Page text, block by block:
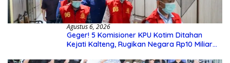
Agustus 6, 2026
Geger! 5 Komisioner KPU Kotim Ditahan
Kejati Kalteng, Rugikan Negara Rp10 Miliar